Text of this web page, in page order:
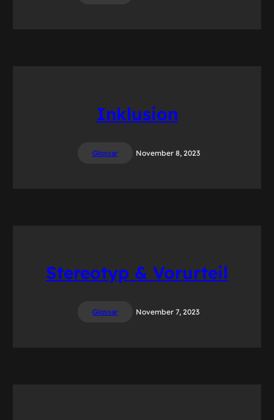
Inklusion
Glossar November 8, 2023
Stereotyp & Vorurteil
Glossar November 7, 2023